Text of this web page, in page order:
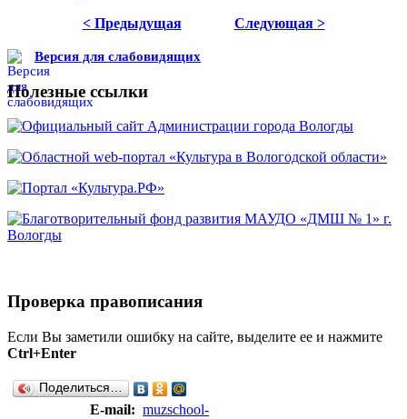
< Предыдущая Следующая >
Версия для слабовидящих
Полезные ссылки
Проверка правописания
Если Вы заметили ошибку на сайте, выделите ее и нажмите
Ctrl+Enter
Поделиться…
E-mail: muzschool-